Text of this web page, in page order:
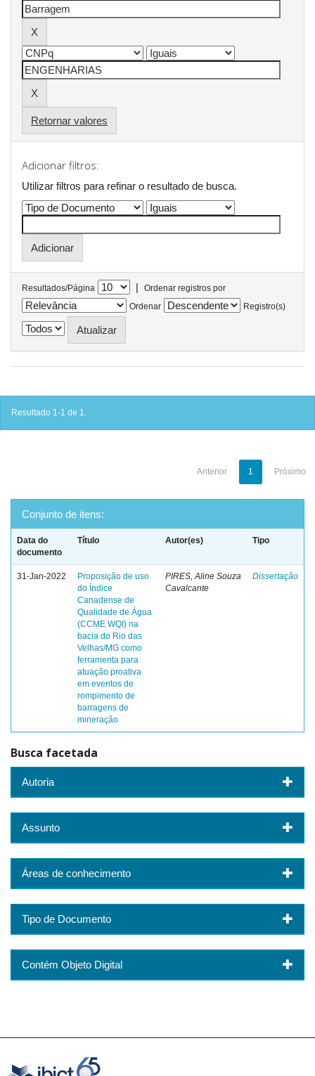
Retornar valores
Adicionar filtros:
Utilizar filtros para refinar o resultado de busca.
Resultados/Página |
Ordenar registros por
Ordenar
Registro(s)
Resultado 1-1 de 1.
Anterior 1 Próximo
Conjunto de itens:
Data do
documento
Título Autor(es) Tipo
31-Jan-2022
Proposição de uso
do Índice
Canadense de
Qualidade de Água
(CCME WQI) na
bacia do Rio das
Velhas/MG como
ferramenta para
atuação proativa
em eventos de
rompimento de
barragens de
mineração
PIRES, Aline Souza
Cavalcante
Dissertação
Busca facetada
Autoria
Assunto
Áreas de conhecimento
Tipo de Documento
Contém Objeto Digital